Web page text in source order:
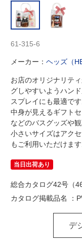
61-315-6
メーカー：ヘッズ（
お店のオリジナリテ
グしやすいようハン
スプレイにも最適です
中身が見えるギフト
などのバスグッズや
小さいサイズはアク
もご利用いただけます
当日出荷あり
総合カタログ42号（
カタログ掲載品名 ：
デ